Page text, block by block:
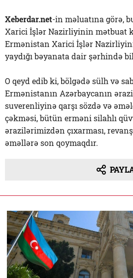
Xeberdar.net-in məluatına görə,
Xarici İşlər Nazirliyinin mətbuat
Ermənistan Xarici İşlər
yaydığı bəyanata dair şərhində
O qeyd edib ki, bölgədə sülh və
Ermənistanın Azərbaycanın
suverenliyinə qarşı sözdə və
çəkməsi, bütün erməni silahlı
ərazilərimizdən çıxarması,
əməllərə son qoymaqdır.